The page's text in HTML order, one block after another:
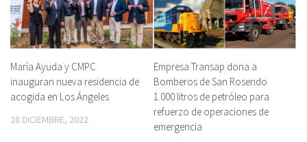
María Ayuda y CMPC
inauguran nueva residencia de
acogida en Los Ángeles
28 DICIEMBRE, 2022
Empresa Transap dona a
Bomberos de San Rosendo
1.000 litros de petróleo para
refuerzo de operaciones de
emergencia